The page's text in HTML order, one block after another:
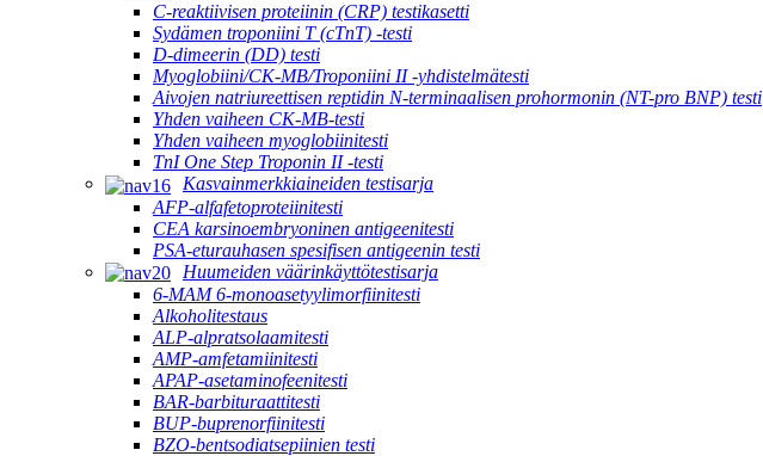
C-reaktiivisen proteiinin (CRP) testikasetti
Sydämen troponiini T (cTnT) -testi
D-dimeerin (DD) testi
Myoglobiini/CK-MB/Troponiini II -yhdistelmätesti
Aivojen natriureettisen reptidin N-terminaalisen prohormonin (NT-pro BNP) testi
Yhden vaiheen CK-MB-testi
Yhden vaiheen myoglobiinitesti
TnI One Step Troponin II -testi
Kasvainmerkkiaineiden testisarja
AFP-alfafetoproteiinitesti
CEA karsinoembryoninen antigeenitesti
PSA-eturauhasen spesifisen antigeenin testi
Huumeiden väärinkäyttötestisarja
6-MAM 6-monoasetyylimorfiinitesti
Alkoholitestaus
ALP-alpratsolaamitesti
AMP-amfetamiinitesti
APAP-asetaminofeenitesti
BAR-barbituraattitesti
BUP-buprenorfiinitesti
BZO-bentsodiatsepiinien testi